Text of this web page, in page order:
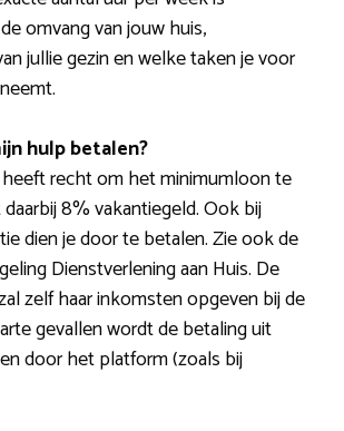
omvang van jouw huis,
jullie gezin en welke taken je voor
hulp betalen?
recht om het minimumloon te
8% vakantiegeld. Ook bij
dien je door te betalen. Zie ook de
Dienstverlening aan Huis. De
zelf haar inkomsten opgeven bij de
gevallen wordt de betaling uit
door het platform (zoals bij